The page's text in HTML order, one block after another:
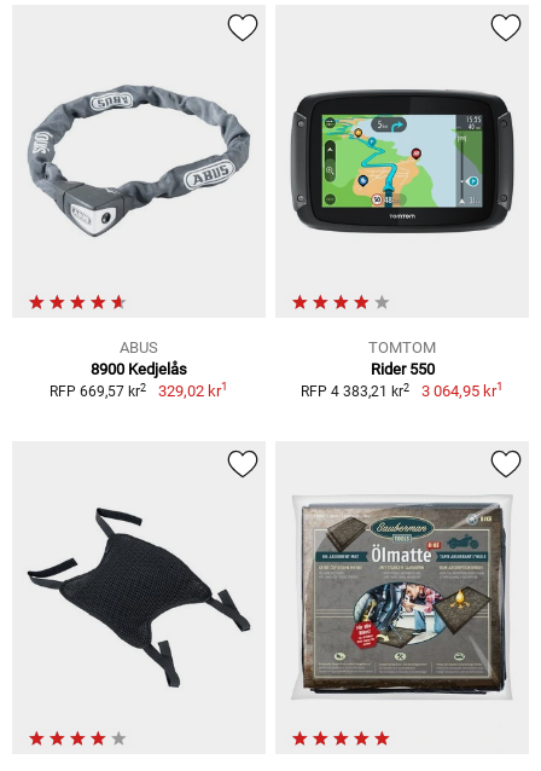
ABUS
8900 Kedjelås
RFP 669,57 kr2 329,02 kr1
TOMTOM
Rider 550
RFP 4 383,21 kr2 3 064,95 kr1